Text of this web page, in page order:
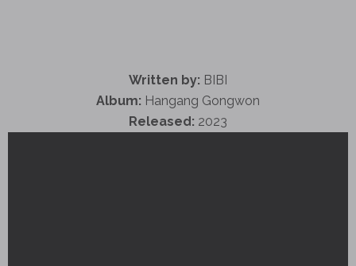
Written by: BIBI
Album: Hangang Gongwon
Released: 2023